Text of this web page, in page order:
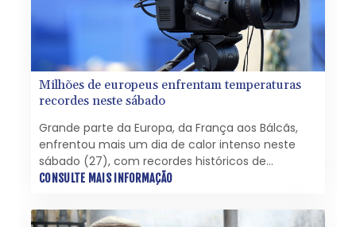
Milhões de europeus enfrentam temperaturas
recordes neste sábado
Grande parte da Europa, da França aos Bálcãs,
enfrentou mais um dia de calor intenso neste
sábado (27), com recordes históricos de
temperatura sendo quebrados da Alemanha à
colocou os sistemas de saúde à prova.
CONSULTE MAIS INFORMAÇÃO